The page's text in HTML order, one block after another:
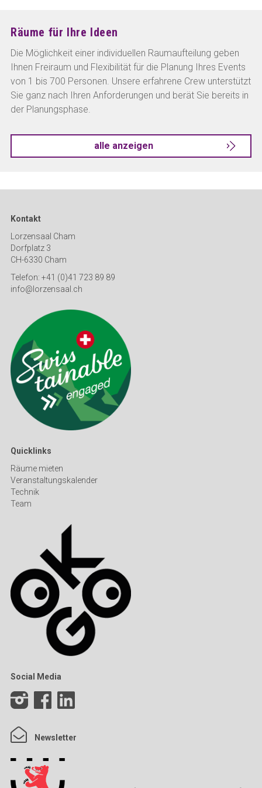
Räume für Ihre Ideen
Die Möglichkeit einer individuellen Raumaufteilung geben
Ihnen Freiraum und Flexibilität für die Planung Ihres Events
von 1 bis 700 Personen. Unsere erfahrene Crew unterstützt
Sie ganz nach Ihren Anforderungen und berät Sie bereits in
der Planungsphase.
alle anzeigen
Kontakt
Lorzensaal Cham
Dorfplatz 3
CH-6330 Cham
Telefon: +41 (0)41 723 89 89
info@lorzensaal.ch
Quicklinks
Räume mieten
Veranstaltungskalender
Technik
Team
Social Media
Newsletter